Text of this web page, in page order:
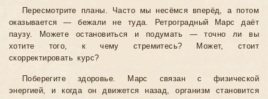
Пересмотрите планы. Часто мы несёмся вперёд, а потом
оказывается — бежали не туда. Ретроградный Марс даёт
паузу. Можете остановиться и подумать — точно ли вы
хотите того, к чему стремитесь? Может, стоит
скорректировать курс?
Поберегите здоровье. Марс связан с физической
энергией, и когда он движется назад, организм становится